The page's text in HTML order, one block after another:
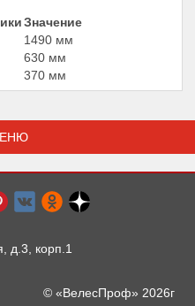
Значение
1490 мм
630 мм
370 мм
д.3, корп.1
© «ВелесПроф» 2026г